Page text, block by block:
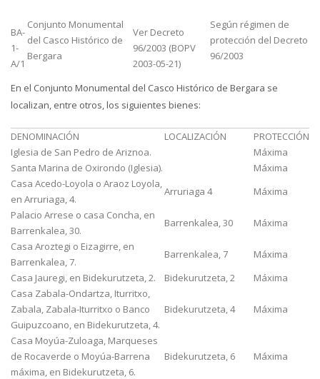
BA-
1-
A/1
Conjunto Monumental
del Casco Histórico de
Bergara
Ver Decreto
96/2003 (BOPV
2003-05-21)
Según régimen de
protección del Decreto
96/2003
En el Conjunto Monumental del Casco Histórico de Bergara se
localizan, entre otros, los siguientes bienes:
DENOMINACIÓN LOCALIZACIÓN
PROTECCIÓN
Iglesia de San Pedro de Ariznoa.
Máxima
Santa Marina de Oxirondo (Iglesia).
Máxima
Casa Acedo-Loyola o Araoz Loyola,
en Arruriaga, 4.
Arruriaga 4
Máxima
Palacio Arrese o casa Concha, en
Barrenkalea, 30.
Barrenkalea, 30
Máxima
Casa Aroztegi o Eizagirre, en
Barrenkalea, 7.
Barrenkalea, 7
Máxima
Casa Jauregi, en Bidekurutzeta, 2.
Bidekurutzeta, 2
Máxima
Casa Zabala-Ondartza, Iturritxo,
Zabala, Zabala-Iturritxo o Banco
Guipuzcoano, en Bidekurutzeta, 4.
Bidekurutzeta, 4 Máxima
Casa Moyúa-Zuloaga, Marqueses
de Rocaverde o Moyúa-Barrena
máxima, en Bidekurutzeta, 6.
Bidekurutzeta, 6 Máxima